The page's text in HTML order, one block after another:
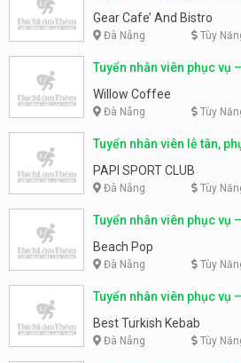
Gear Cafe’ And Bistro
Đà Nẵng Tùy
Tuyển nhân viên phục vụ
Willow Coffee
Đà Nẵng Tùy
Tuyển nhân viên lễ tân,
Sport Club
PAPI SPORT CLUB
Đà Nẵng Tùy
Tuyển nhân viên phục vụ
Beach Pop
Đà Nẵng Tùy
Tuyển nhân viên phục vụ
Best Turkish Kebab
Đà Nẵng Tùy